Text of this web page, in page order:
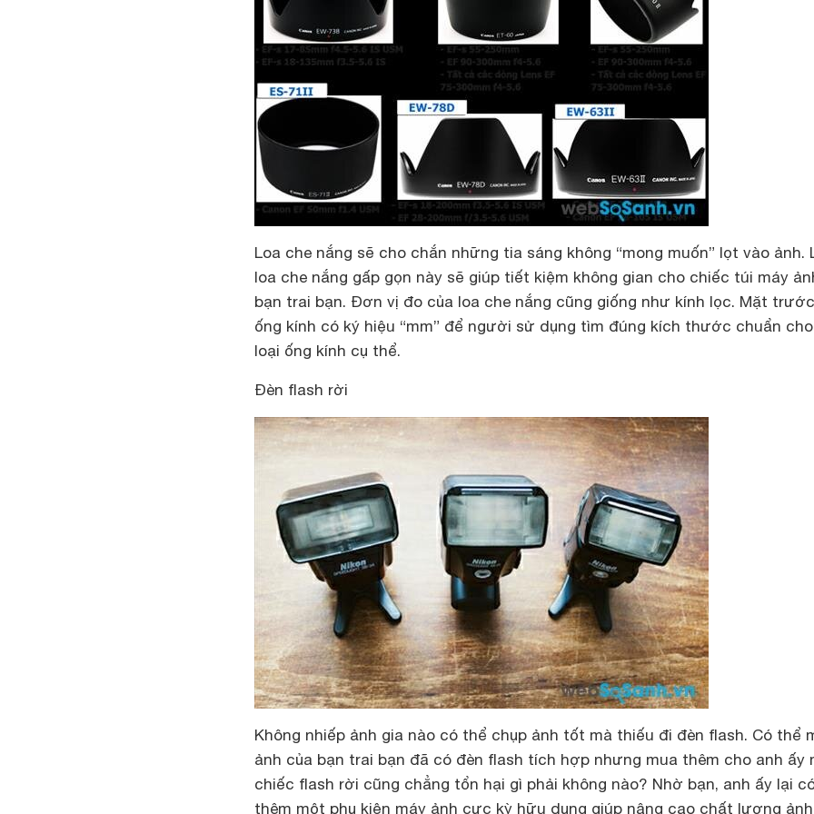
Loa che nắng sẽ cho chắn những tia sáng không “mong muốn” lọt vào ảnh.
loa che nắng gấp gọn này sẽ giúp tiết kiệm không gian cho chiếc túi máy
bạn trai bạn. Đơn vị đo của loa che nắng cũng giống như kính lọc. Mặt
ống kính có ký hiệu “mm” để người sử dụng tìm đúng kích thước chuẩn
loại ống kính cụ thể.
Đèn flash rời
Không nhiếp ảnh gia nào có thể chụp ảnh tốt mà thiếu đi đèn flash. Có thể
ảnh của bạn trai bạn đã có đèn flash tích hợp nhưng mua thêm cho anh ấy
chiếc flash rời cũng chẳng tổn hại gì phải không nào? Nhờ bạn, anh ấy lại
thêm một phụ kiện máy ảnh cực kỳ hữu dụng giúp nâng cao chất lượng ảnh